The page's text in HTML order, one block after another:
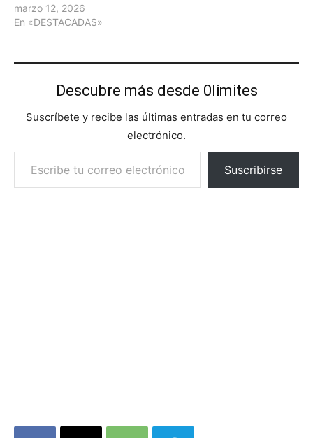
marzo 12, 2026
En «DESTACADAS»
Descubre más desde 0limites
Suscríbete y recibe las últimas entradas en tu correo
electrónico.
Escribe tu correo electrónico…
Suscribirse